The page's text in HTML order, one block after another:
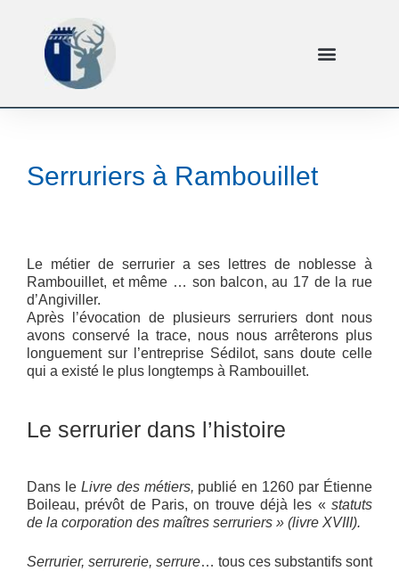
Serruriers à Rambouillet
Le métier de serrurier a ses lettres de noblesse à
Rambouillet, et même … son balcon, au 17 de la rue
d’Angiviller.
Après l’évocation de plusieurs serruriers dont nous
avons conservé la trace, nous nous arrêterons plus
longuement sur l’entreprise Sédilot, sans doute celle
qui a existé le plus longtemps à Rambouillet.
Le serrurier dans l’histoire
Dans le Livre des métiers, publié en 1260 par Étienne
Boileau, prévôt de Paris, on trouve déjà les « statuts
de la corporation des maîtres serruriers » (livre XVIII).
Serrurier, serrurerie, serrure… tous ces substantifs sont